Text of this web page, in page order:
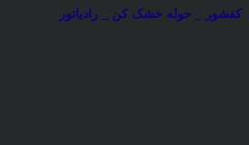
کفشور _ حوله خشک کن _ رادیاتور